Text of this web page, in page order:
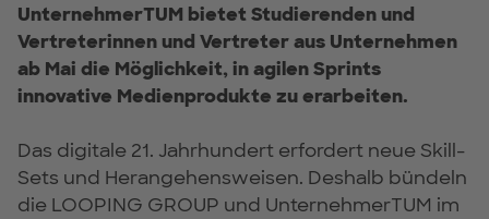
UnternehmerTUM bietet Studierenden und
Vertreterinnen und Vertreter aus Unternehmen
ab Mai die Möglichkeit, in agilen Sprints
innovative Medienprodukte zu erarbeiten.
Das digitale 21. Jahrhundert erfordert neue Skill-
Sets und Herangehensweisen. Deshalb bündeln
die LOOPING GROUP und UnternehmerTUM im